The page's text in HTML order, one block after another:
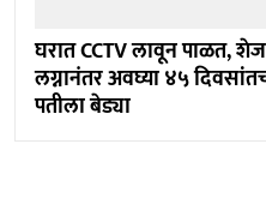
घरात CCTV लावून पाळत,
लग्नानंतर अवघ्या ४५
पतीला बेड्या